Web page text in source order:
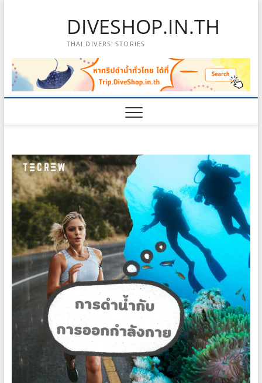
DIVESHOP.IN.TH
THAI DIVERS' STORIES